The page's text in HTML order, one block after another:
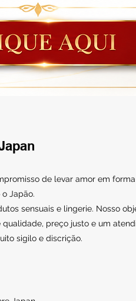
de levar amor em
Japão.
sensuais e lingerie. Nosso
preço justo e um
sigilo e discrição.